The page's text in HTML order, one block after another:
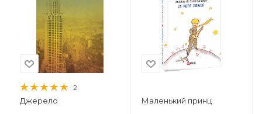
2
Джерело Маленький принц